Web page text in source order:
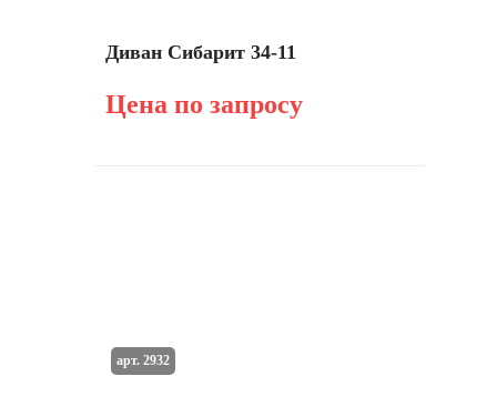
Диван Сибарит 34-11
Цена по запросу
арт. 2932